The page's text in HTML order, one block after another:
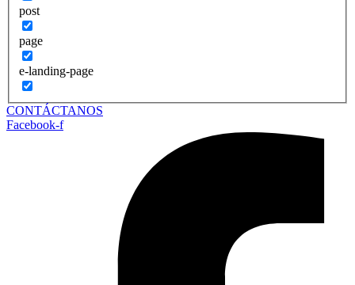
post
page
e-landing-page
CONTÁCTANOS
Facebook-f